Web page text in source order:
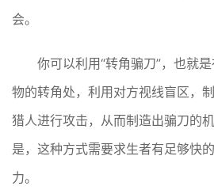
会。
你可以利用“转角骗刀”，也就
物的转角处，利用对方视线盲区，
猎人进行攻击，从而制造出骗刀的
是，这种方式需要求生者有足够快
力。